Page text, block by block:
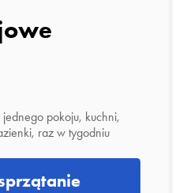
pokoju, kuchni,
raz w tygodniu